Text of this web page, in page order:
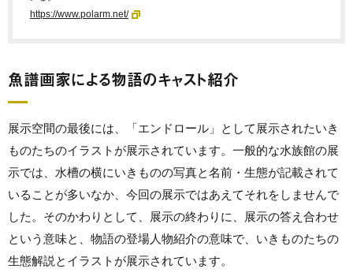
https://www.polarm.net/
魚譜画家による物語のキャスト紹介
展示空間の最後には、「エンドロール」として展示されたいき
ものたちのイラストが展示されています。一般的な水族館の展
示では、水槽の横にいきものの写真と名前・生態が記載されて
いることが多いなか、今回の展示ではあえてそれをしませんで
した。そのかわりとして、展示の終わりに、展示の答え合わせ
という意味と、物語の登場人物紹介の意味で、いきものたちの
生態解説とイラストが展示されています。